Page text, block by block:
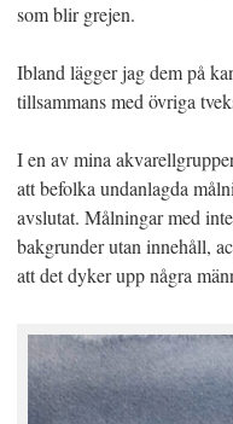
som blir grejen.
Ibland lägger jag dem på
tillsammans med övriga
I en av mina
att befolka undanlagda
avslutat. Målningar med
bakgrunder utan innehåll,
att det dyker upp några